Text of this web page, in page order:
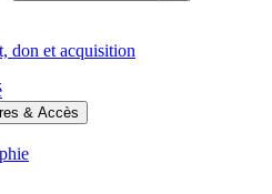
don et acquisition
& Accès